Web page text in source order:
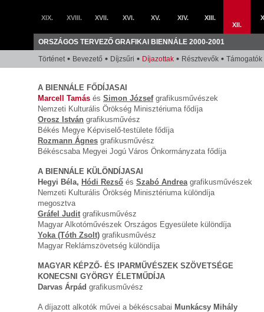
XIX. XVIII. XVII. XVI. XV. XIV.
XIII.
XII.
Történet Bevezető Díjzsűri Díjazottak Résztvevők Támogatók
A BIENNÁLE FŐDÍJASAI
Marcell Tamás és Simon Józsefgrafikusművészek
Nemzeti Kulturális Örökség Minisztériuma fődíja
Orosz István grafikusművész
Békés Megye Képviselő-testülete fődíja
Rozmann Ágnes grafikusművész
Békéscsaba Megyei Jogú Város Önkormányzata fődíja
A BIENNÁLE KÜLÖNDÍJASAI
Hegyi Béla, Hódi Rezső és Szabó Andreagrafikusművészek
Nemzeti Kulturális Örökség Minisztériuma különdíja
megosztva
Gráfel Judit grafikusművész
Magyar Alkotóművészek Országos Egyesülete különdíja
Yoka (Tóth Zsolt) grafikusművész
Magyar Reklámszövetség különdíja
MAGYAR KÉPZŐ- ÉS IPARMŰVÉSZEK SZÖVETSÉGE
KONECSNI GYÖRGY ÉLETMŰDÍJA
Darvas Árpád grafikusművész
A díjazott alkotók művei a békéscsabai Munkácsy Mihály
ORSZÁGOS TERVEZŐ GRAFIKAI BIENNÁLE 2000-2001